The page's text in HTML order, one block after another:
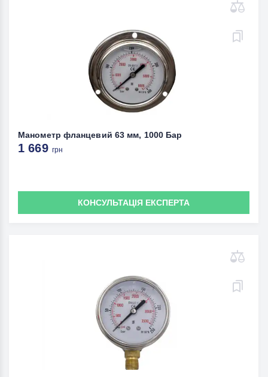
Манометр фланцевий 63 мм, 1000 Бар
1 669 грн
КОНСУЛЬТАЦІЯ ЕКСПЕРТА